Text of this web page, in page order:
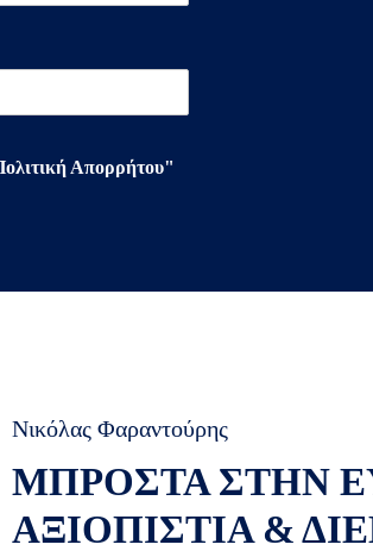
Απορρήτου"
Νικόλας Φαραντούρης
ΜΠΡΟΣΤΑ ΣΤΗΝ
ΑΞΙΟΠΙΣΤΙΑ &